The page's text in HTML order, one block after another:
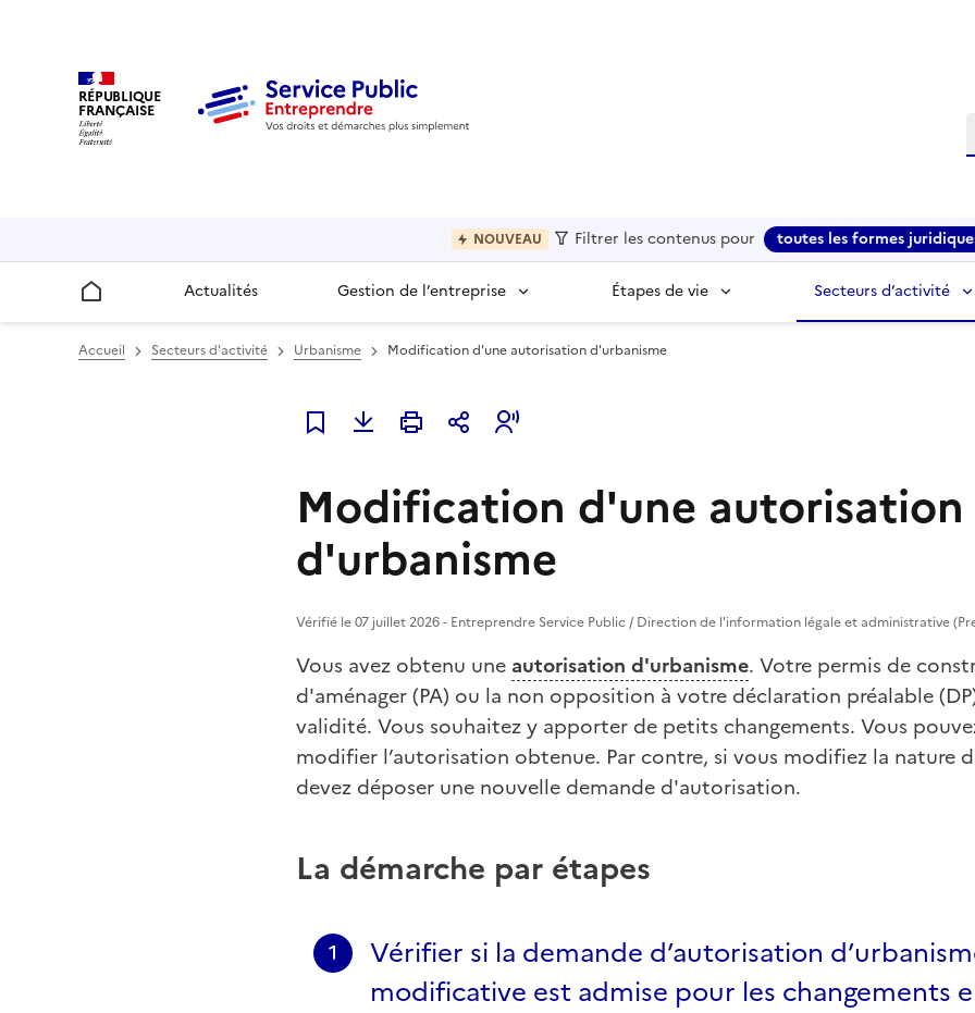
RÉPUBLIQUE
FRANÇAISE
NOUVEAU Filtrer les contenus pour toutes les formes
Accueil Actualités Gestion de l’entreprise Étapes de vie Secteurs d’activité
Accueil Secteurs d'activité Urbanisme Modification d'une autorisation d'urbanisme
Ajouter à mes favoris
Modification d'une autorisation
d'urbanisme
Vérifié le 07 juillet 2026 - Entreprendre Service Public / Direction de l'information légale et administrative
Vous avez obtenu une autorisation d'urbanisme. Votre permis de
d'aménager (PA) ou la non opposition à votre déclaration préalable
validité. Vous souhaitez y apporter de petits changements. Vous
modifier l’autorisation obtenue. Par contre, si vous modifiez la nature
devez déposer une nouvelle demande d'autorisation.
La démarche par étapes
1
Vérifier si la demande d’autorisation
modificative est admise pour les changements